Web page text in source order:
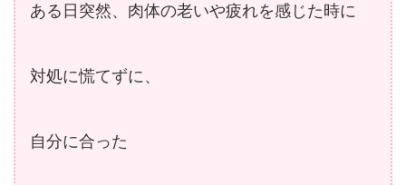
ある日突然、肉体の老いや疲れを感じた時に
対処に慌てずに、
自分に合った